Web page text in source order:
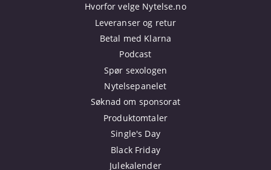
Hvorfor velge Nytelse.no
Leveranser og retur
Betal med Klarna
Podcast
Spør sexologen
Nytelsepanelet
Søknad om sponsorat
Produktomtaler
Single's Day
Black Friday
Julekalender